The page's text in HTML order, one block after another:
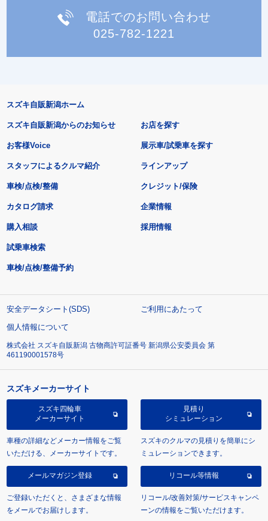
電話でのお問い合わせ
025-782-1221
スズキ自販新潟ホーム
スズキ自販新潟からのお知らせ
お客様Voice
スタッフによるクルマ紹介
お店を探す
展示車/試乗車を探す
ラインアップ
車検/点検/整備 クレジット/保険
カタログ請求
購入相談
試乗車検索
車検/点検/整備予約
企業情報
採用情報
安全データシート(SDS)
ご利用にあたって
個人情報について
株式会社 スズキ自販新潟 古物商許可証番号 新潟県公安委員会 第
461190001578号
スズキメーカーサイト
スズキ四輪車
メーカーサイト
車種の詳細などメーカー情報をご覧
いただける、メーカーサイトです。
見積り
シミュレーション
スズキのクルマの見積りを簡単にシ
ミュレーションできます。
メールマガジン登録
ご登録いただくと、さまざまな情報
をメールでお届けします。
リコール等情報
リコール/改善対策/サービスキャンペ
ーンの情報をご覧いただけます。